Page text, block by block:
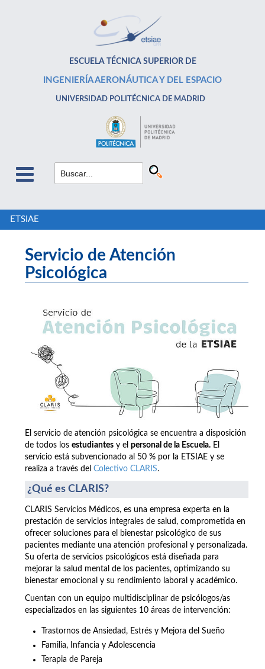
ESCUELA TÉCNICA SUPERIOR DE
INGENIERÍA AERONÁUTICA Y DEL ESPACIO
UNIVERSIDAD POLITÉCNICA DE MADRID
ETSIAE
Servicio de Atención
Psicológica
El servicio de atención psicológica se encuentra a disposición
de todos los estudiantes y el personal de la Escuela. El
servicio está subvencionado al 50 % por la ETSIAE y se
realiza a través del Colectivo CLARIS.
¿Qué es CLARIS?
CLARIS Servicios Médicos, es una empresa experta en la
prestación de servicios integrales de salud, comprometida en
ofrecer soluciones para el bienestar psicológico de sus
pacientes mediante una atención profesional y personalizada.
Su oferta de servicios psicológicos está diseñada para
mejorar la salud mental de los pacientes, optimizando su
bienestar emocional y su rendimiento laboral y académico.
Cuentan con un equipo multidisciplinar de psicólogos/as
especializados en las siguientes 10 áreas de intervención:
Trastornos de Ansiedad, Estrés y Mejora del Sueño
Familia, Infancia y Adolescencia
Terapia de Pareja